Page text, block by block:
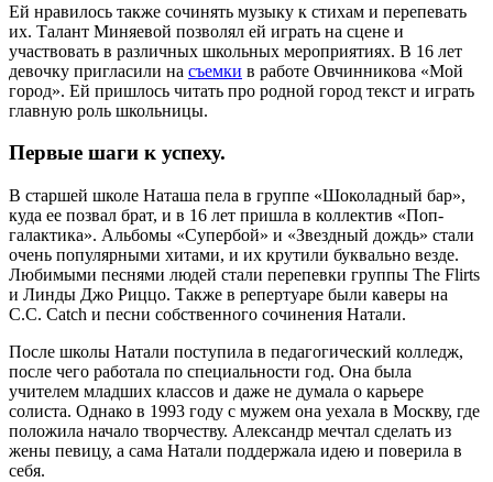
Ей нравилось также сочинять музыку к стихам и перепевать
их. Талант Миняевой позволял ей играть на сцене и
участвовать в различных школьных мероприятиях. В 16 лет
девочку пригласили на съемки в работе Овчинникова «Мой
город». Ей пришлось читать про родной город текст и играть
главную роль школьницы.
Первые шаги к успеху.
В старшей школе Наташа пела в группе «Шоколадный бар»,
куда ее позвал брат, и в 16 лет пришла в коллектив «Поп-
галактика». Альбомы «Супербой» и «Звездный дождь» стали
очень популярными хитами, и их крутили буквально везде.
Любимыми песнями людей стали перепевки группы The Flirts
и Линды Джо Риццо. Также в репертуаре были каверы на
C.C. Catch и песни собственного сочинения Натали.
После школы Натали поступила в педагогический колледж,
после чего работала по специальности год. Она была
учителем младших классов и даже не думала о карьере
солиста. Однако в 1993 году с мужем она уехала в Москву, где
положила начало творчеству. Александр мечтал сделать из
жены певицу, а сама Натали поддержала идею и поверила в
себя.